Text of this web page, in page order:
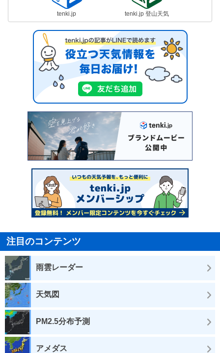
tenki.jp tenki.jp 登山天気
注目のコンテンツ
雨雲レーダー
天気図
PM2.5分布予測
アメダス